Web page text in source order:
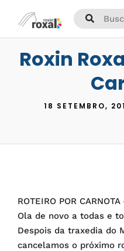
Roxin
18 SETEMBRO,
ROTEIRO POR
Ola de novo a todas e
Despois da traxedia do
cancelamos o próximo